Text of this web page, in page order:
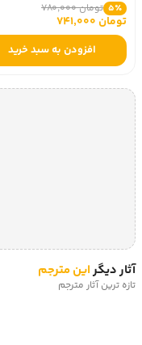
5٪ تومان 780,000
تومان 741,000
افزودن به سبد خرید
آثار دیگراین مترجم
تازه ترین آثار مترجم